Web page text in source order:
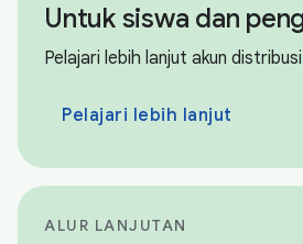
Untuk siswa dan
Pelajari lebih lanjut akun
Pelajari lebih lanjut
ALUR LANJUTAN